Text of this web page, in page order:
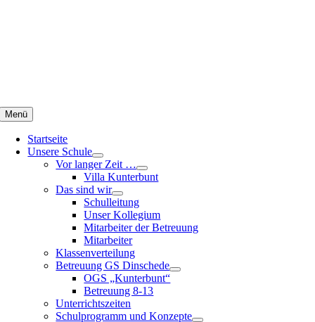
Menü
Startseite
Unsere Schule
Vor langer Zeit …
Villa Kunterbunt
Das sind wir
Schulleitung
Unser Kollegium
Mitarbeiter der Betreuung
Mitarbeiter
Klassenverteilung
Betreuung GS Dinschede
OGS „Kunterbunt“
Betreuung 8-13
Unterrichtszeiten
Schulprogramm und Konzepte